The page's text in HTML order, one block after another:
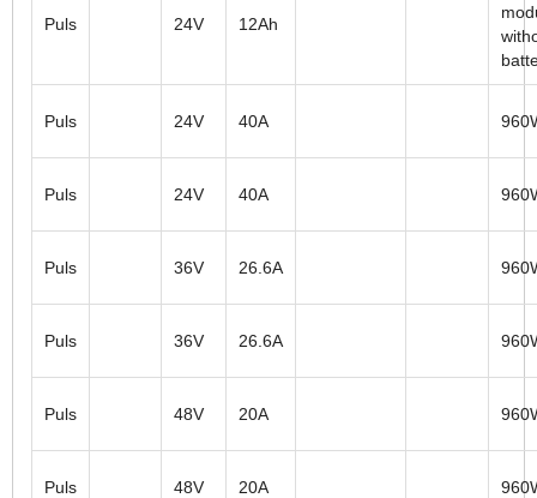
Puls 24V 12Ah
Puls 24V 40A
Puls 24V 40A
Puls 36V 26.6A
Puls 36V 26.6A
Puls 48V 20A
Puls 48V 20A